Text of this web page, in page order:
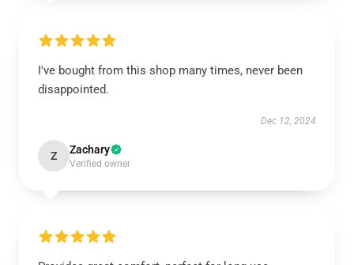
I've bought from this shop many times, never been
disappointed.
Dec 12, 2024
Z Zachary
Verified owner